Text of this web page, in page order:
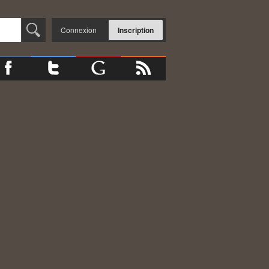
Connexion Inscription